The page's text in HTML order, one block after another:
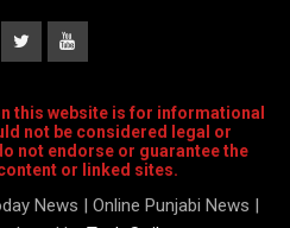
this website is for informational
not be considered legal or
not endorse or guarantee the
or linked sites.
News | Online Punjabi News |